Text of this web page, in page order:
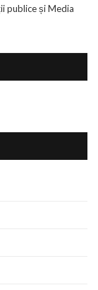
publice și Media